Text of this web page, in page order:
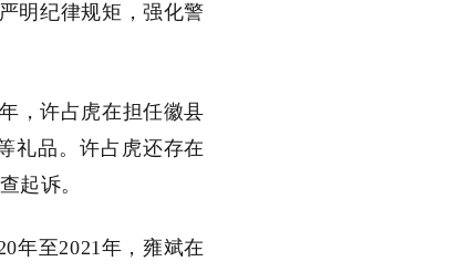
明纪律规矩，强化警
，许占虎在担任徽县
礼品。许占虎还存在
起诉。
年至2021年，雍斌在